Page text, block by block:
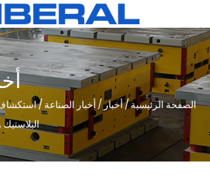
الصفحة الرئيسية/أخبار/ أخبار الصناعة /